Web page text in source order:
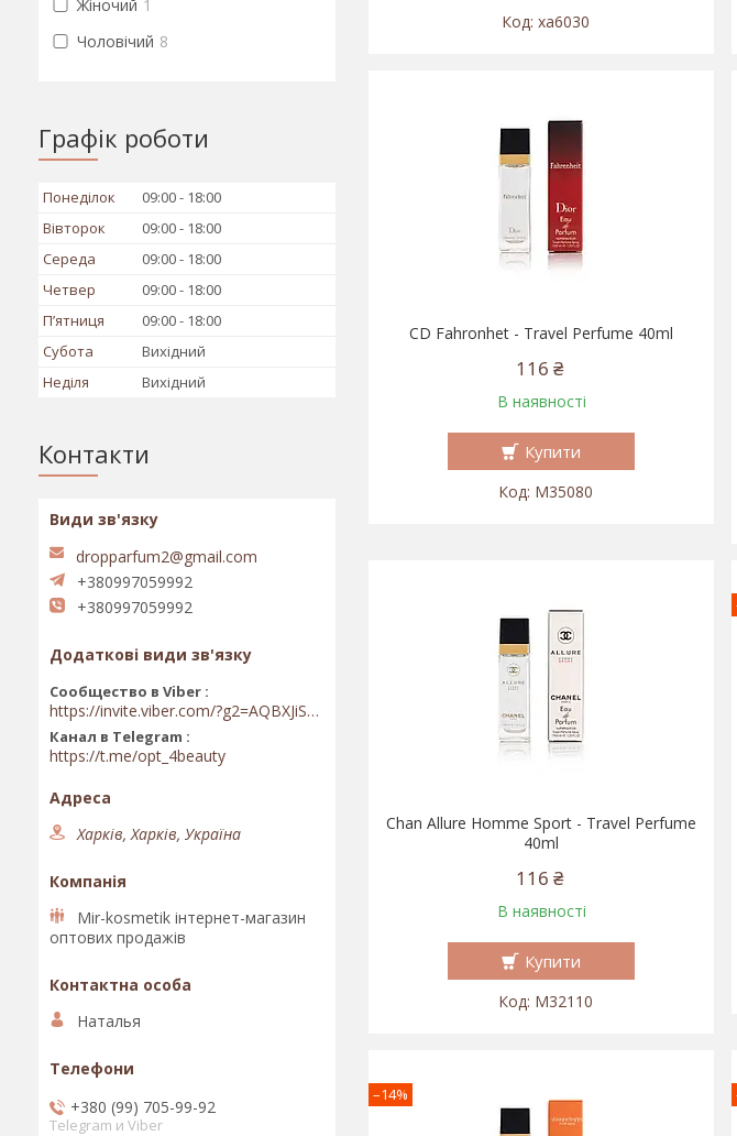
xa6030
CD Fahronhet - Travel Perfume 40ml
116 ₴
В наявності
Купити
M35080
Chan Allure Homme Sport - Travel Perfume
40ml
116 ₴
В наявності
Купити
M32110
–14%
Жіночий 1
Чоловічий 8
Графік роботи
Понеділок 09:00
18:00
Вівторок
09:00
18:00
Середа
09:00
18:00
Четвер
09:00
18:00
Пʼятниця
09:00
18:00
Субота
Вихідний
Неділя
Вихідний
Контакти
dropparfum2@gmail.com
+380997059992
+380997059992
Сообщество в Viber
https://invite.viber.com/?g2=AQBXJiSwIKj9N0wsLWM5JifCoZ3k4Lza4fq58RAqpi3Qaj4OiaoTVb4yP1q7iB6e
Канал в Telegram
https://t.me/opt_4beauty
Харків, Харків, Україна
Mir-kosmetik інтернет-магазин
оптових продажів
Наталья
+380 (99) 705-99-92
Telegram и Viber